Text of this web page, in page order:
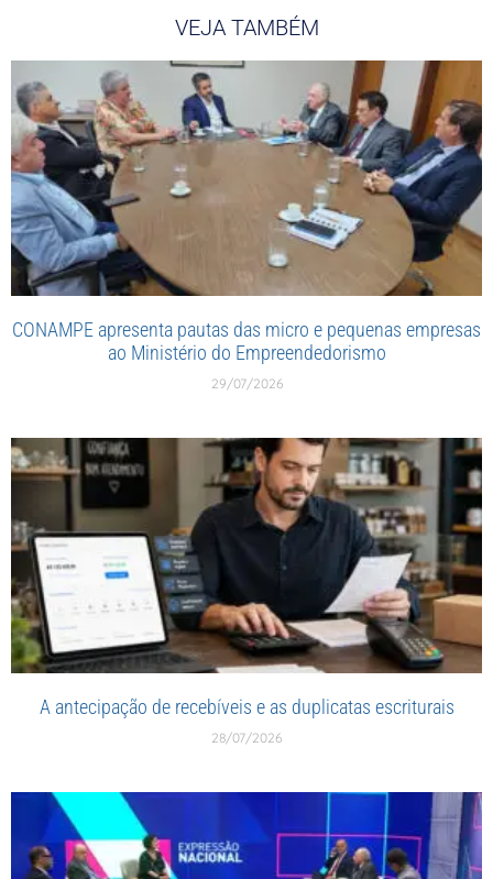
VEJA TAMBÉM
CONAMPE apresenta pautas das micro e pequenas empresas
ao Ministério do Empreendedorismo
29/07/2026
A antecipação de recebíveis e as duplicatas escriturais
28/07/2026